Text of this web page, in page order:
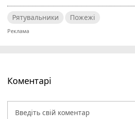
Рятувальники Пожежі
Коментарі